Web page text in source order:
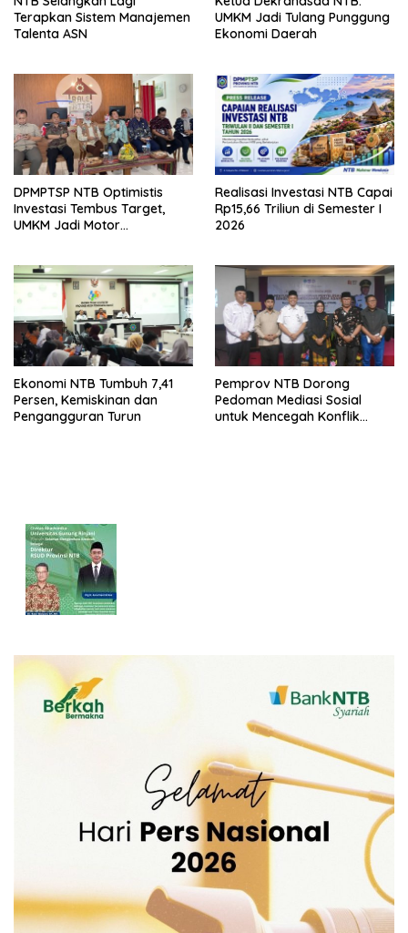
Terapkan Sistem Manajemen
Talenta ASN
UMKM Jadi Tulang Punggung
Ekonomi Daerah
DPMPTSP NTB Optimistis
Investasi Tembus Target,
UMKM Jadi Motor
Realisasi Investasi NTB Capai
Rp15,66 Triliun di Semester I
2026
Ekonomi NTB Tumbuh 7,41
Persen, Kemiskinan dan
Pengangguran Turun
Pemprov NTB Dorong
Pedoman Mediasi Sosial
untuk Mencegah Konflik